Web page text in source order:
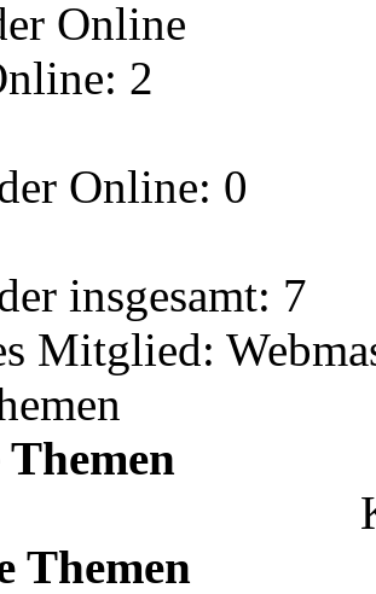
Online
2
Online: 0
insgesamt: 7
Mitglied:
Themen
Themen